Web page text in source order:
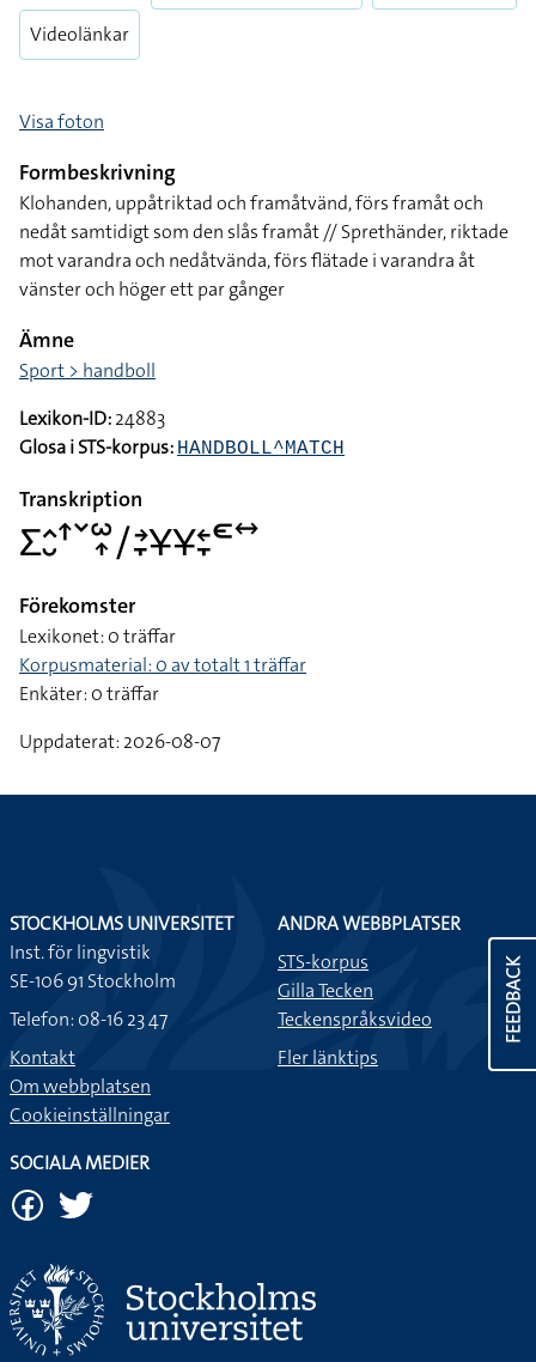
Videolänkar
Visa foton
Formbeskrivning
Klohanden, uppåtriktad och framåtvänd, förs framåt och
nedåt samtidigt som den slås framåt // Sprethänder, riktade
mot varandra och nedåtvända, förs flätade i varandra åt
vänster och höger ett par gånger
Ämne
Sport > handboll
Lexikon-ID:24883
Glosa i STS-korpus: HANDBOLL^MATCH
Transkription
􌤥􌤵􌤷􌦃􌥧􌥱􌥾􌥠􌥔􌥙􌥃􌥃􌥓􌥙􌥭􌥤
Förekomster
Lexikonet: 0 träffar
Korpusmaterial: 0 av totalt 1 träffar
Enkäter: 0 träffar
Uppdaterat: 2026-08-07
FEEDBACK
STOCKHOLMS UNIVERSITET
Inst. för lingvistik
SE-106 91 Stockholm
Telefon: 08-16 23 47
Kontakt
Om webbplatsen
Cookieinställningar
ANDRA WEBBPLATSER
STS-korpus
Gilla Tecken
Teckenspråksvideo
Fler länktips
SOCIALA MEDIER